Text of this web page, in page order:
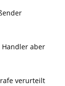
Handler aber
verurteilt